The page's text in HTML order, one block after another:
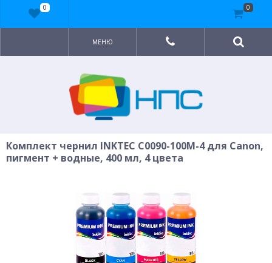
МЕНЮ
Комплект чернил INKTEC C0090-100M-4 для Canon,
пигмент + водные, 400 мл, 4 цвета
0 0